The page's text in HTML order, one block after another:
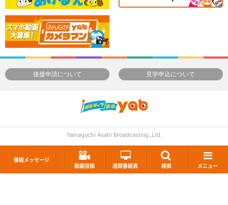
番組メッセージ
動画投稿
週間番組表 検索 メニュー
後援申請について 見学申込について
Yamaguchi Asahi Broadcasting.,Ltd.